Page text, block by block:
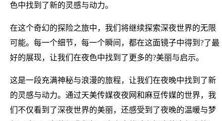
色中找到了新的灵感与动力。
在这个奇幻的探险之旅中，我们将继续探索深夜世界的无限
可能。每一个细节，每一个瞬间，都在这面镜子中得到?了最
好的展现，让我们在夜色中找到了更多的?美丽与启示。
这是一段充满神秘与浪漫的旅程，让我们在夜晚中找到了新
的灵感与动力。通过天美传媒夜夜网和麻豆传媒的世界，我
们不仅看到了深夜世界的美丽，还感受到了夜晚的温暖与梦